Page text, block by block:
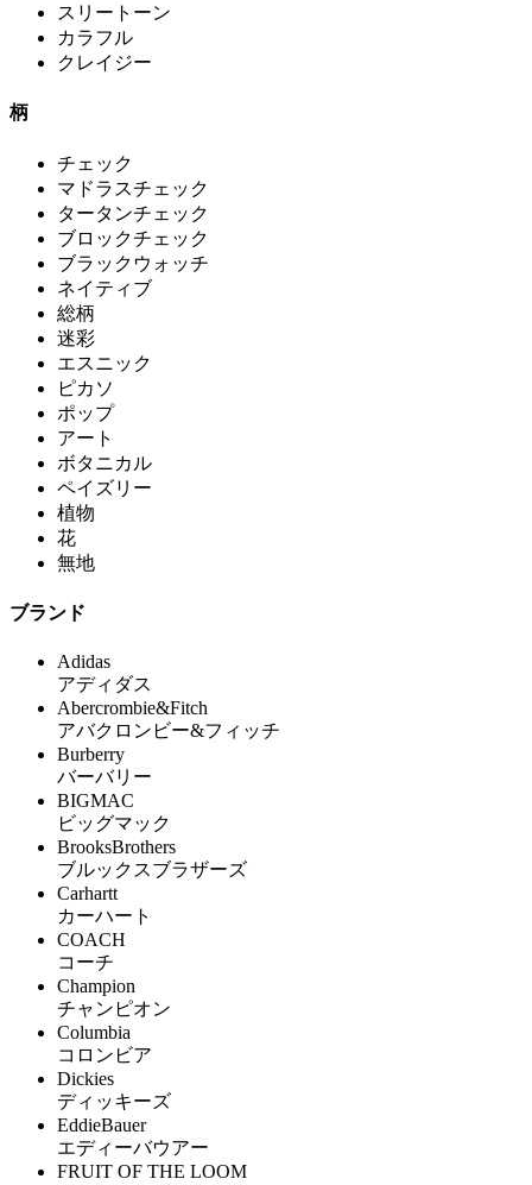
スリートーン
カラフル
クレイジー
柄
チェック
マドラスチェック
タータンチェック
ブロックチェック
ブラックウォッチ
ネイティブ
総柄
迷彩
エスニック
ピカソ
ポップ
アート
ボタニカル
ペイズリー
植物
花
無地
ブランド
Adidas
アディダス
Abercrombie&Fitch
アバクロンビー&フィッチ
Burberry
バーバリー
BIGMAC
ビッグマック
BrooksBrothers
ブルックスブラザーズ
Carhartt
カーハート
COACH
コーチ
Champion
チャンピオン
Columbia
コロンビア
Dickies
ディッキーズ
EddieBauer
エディーバウアー
FRUIT OF THE LOOM